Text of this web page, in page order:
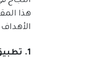
هذا
1. تطبيق Forest – للبقاء بعيداً عن التشتت